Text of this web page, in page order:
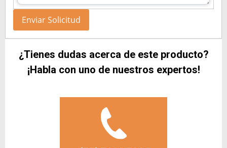
¿Tienes dudas acerca de este producto?
¡Habla con uno de nuestros expertos!